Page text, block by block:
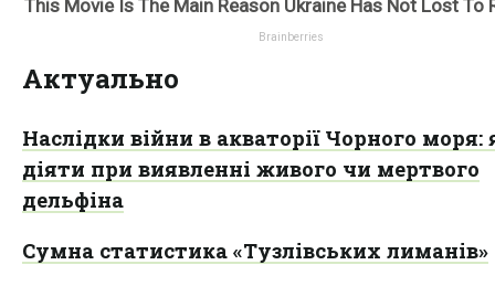
Актуально
Наслідки війни в акваторії Чорного моря:
діяти при виявленні живого чи мертвого
дельфіна
Сумна статистика «Тузлівських лиманів»